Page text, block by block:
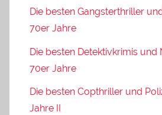
Die besten Gangsterthriller
70er Jahre
Die besten Detektivkrimis und
70er Jahre
Die besten Copthriller und
Jahre II